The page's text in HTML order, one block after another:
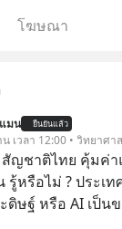
โฆษณา
มน ยืนยันแล้ว
น เวลา 12:00 • วิทยาศา
ญชาติไทย คุ้มค่า
รู้หรือไม่ ? ประเ
ษฐ์ หรือ AI เป็นข